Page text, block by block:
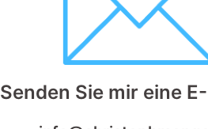
Senden Sie mir eine